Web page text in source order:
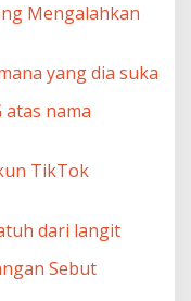
Mengalahkan
yang dia suka
nama
TikTok
dari langit
Sebut